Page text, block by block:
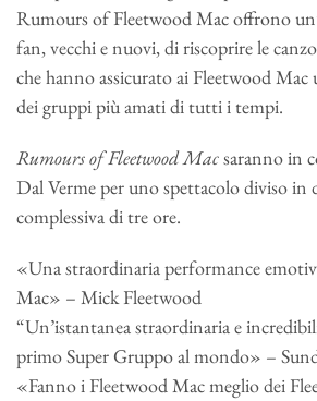
Rumours of Fleetwood Mac offrono
fan, vecchi e nuovi, di riscoprire le
che hanno assicurato ai Fleetwood
dei gruppi più amati di tutti i tempi.
Rumours of Fleetwood Macsaranno in
Dal Verme per uno spettacolo diviso in
complessiva di tre ore.
«Una straordinaria performance
Mac» – Mick Fleetwood
“Un’istantanea straordinaria e
primo Super Gruppo al mondo» –
«Fanno i Fleetwood Mac meglio dei